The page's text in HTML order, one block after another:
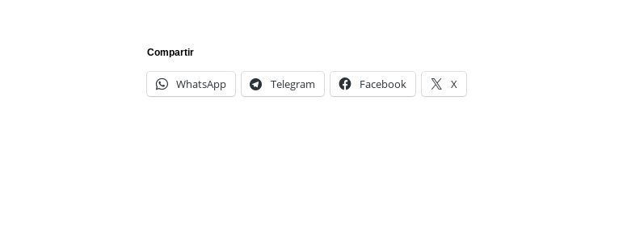
Compartir
WhatsApp Telegram Facebook X